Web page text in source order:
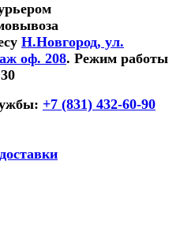
Н.Новгород, ул.
оф. 208. Режим работы
+7 (831) 432-60-90